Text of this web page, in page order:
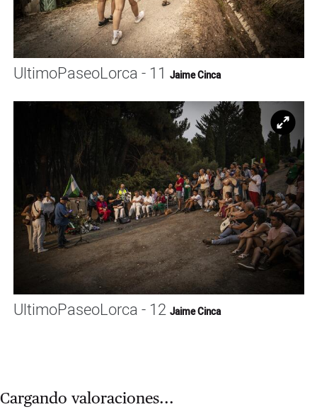
UltimoPaseoLorca - 11 Jaime Cinca
UltimoPaseoLorca - 12 Jaime Cinca
Cargando valoraciones...